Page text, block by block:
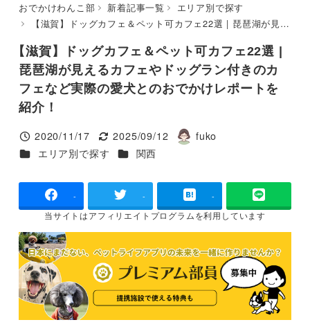
おでかけわんこ部 新着記事一覧
エリア別で探す
【滋賀】ドッグカフェ＆ペット可カフェ22選 | 琵琶湖が見えるカフェやドッグラン付きのカフェなど実際の愛犬とのおでかけレポートを紹介！
【滋賀】ドッグカフェ＆ペット可カフェ22選 |
琵琶湖が見えるカフェやドッグラン付きのカ
フェなど実際の愛犬とのおでかけレポートを
紹介！
投稿日
2020/11/17
更新日
2025/09/12
著
fuko
カテゴリー
エリア別で探す カテゴリー
関西
- - -
当サイトはアフィリエイトプログラムを利用しています